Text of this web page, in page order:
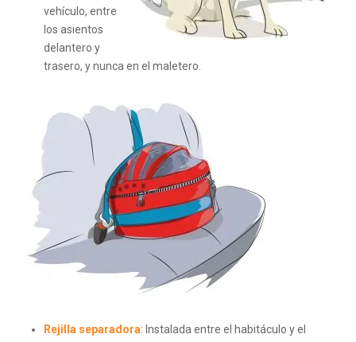
vehículo, entre
los asientos
delantero y
trasero, y nunca en el maletero.
Rejilla separadora: Instalada entre el habitáculo y el